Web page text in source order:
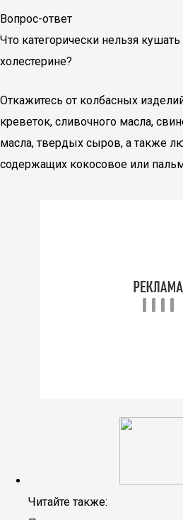
Вопрос-ответ
Что категорически нельзя
холестерине?
Откажитесь от колбасных
креветок, сливочного масла,
масла, твердых сыров, а также
содержащих кокосовое или
Читайте также: